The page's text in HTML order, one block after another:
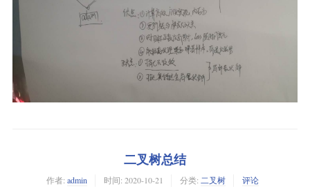
二叉树总结
作者: admin 时间: 2020-10-21 分类: 二叉树 评论